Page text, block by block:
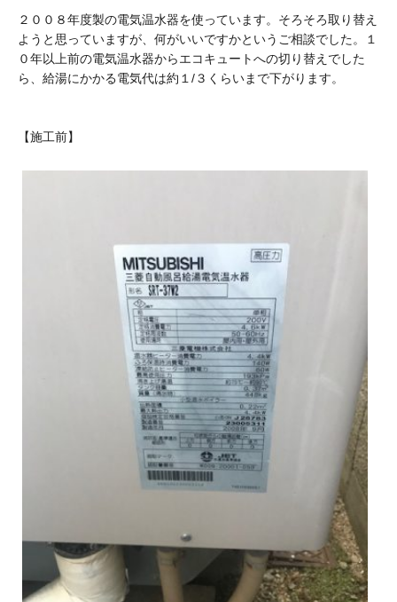
２００８年度製の電気温水器を使っています。そろそろ取り替え
ようと思っていますが、何がいいですかというご相談でした。１
０年以上前の電気温水器からエコキュートへの切り替えでした
ら、給湯にかかる電気代は約１/３くらいまで下がります。
【施工前】